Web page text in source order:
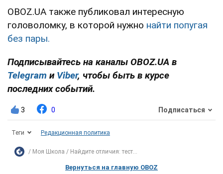
OBOZ.UA также публиковал интересную
головоломку, в которой нужно найти попугая
без пары.
Подписывайтесь на каналы OBOZ.UA в
Telegram и Viber, чтобы быть в курсе
последних событий.
3 0 Подписаться
Теги Редакционная политика
Моя Школа Найдите отличия: тест...
Вернуться на главную OBOZ